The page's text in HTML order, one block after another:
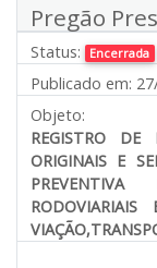
Pregão
Status: Encerrada
Publicado em:
Objeto:
REGISTRO DE
ORIGINAIS E